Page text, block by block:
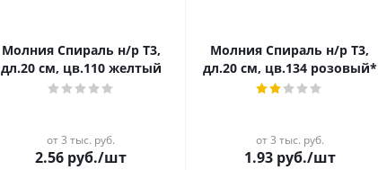
Молния Спираль н/р Т3,
дл.20 см, цв.110 желтый
от 3 тыс. руб.
2.56 руб./шт
Молния Спираль н/р Т3,
дл.20 см, цв.134 розовый*
от 3 тыс. руб.
1.93руб./шт